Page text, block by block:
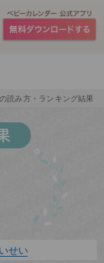
読み方・ランキング結果
せい